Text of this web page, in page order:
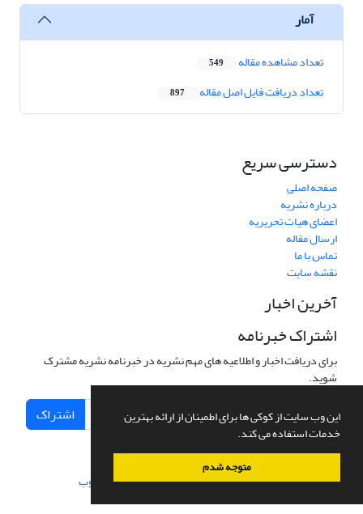
این وب سایت از کوکی ها برای اطمینان از ارائه بهترین
خدمات استفاده می کند.
متوجه شدم
آمار
تعداد مشاهده مقاله 549
تعداد دریافت فایل اصل مقاله 897
دسترسی سریع
صفحه اصلی
درباره نشریه
اعضای هیات تحریریه
ارسال مقاله
تماس با ما
نقشه سایت
آخرین اخبار
اشتراک خبرنامه
برای دریافت اخبار و اطلاعیه های مهم نشریه در خبرنامه نشریه مشترک
شوید.
اشتراک
سامانه مدیریت نشریات علمی.طراحی و پیاده سازی از سیناوب